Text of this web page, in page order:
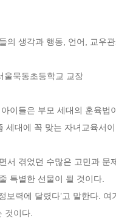
의 생각과 행동, 언어, 교우
울묵동초등학교 교장
이들은 부모 세대의 훈육
세대에 꼭 맞는 자녀교육서
서 겪었던 수많은 고민과
특별한 선물이 될 것이다.
보력에 달렸다’고 말한다.
것이다.